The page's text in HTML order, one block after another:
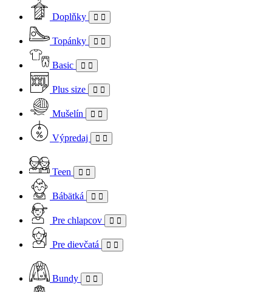
Doplňky
Topánky
Basic
Plus size
Mušelín
Výpredaj
Teen
Bábätká
Pre chlapcov
Pre dievčatá
Bundy